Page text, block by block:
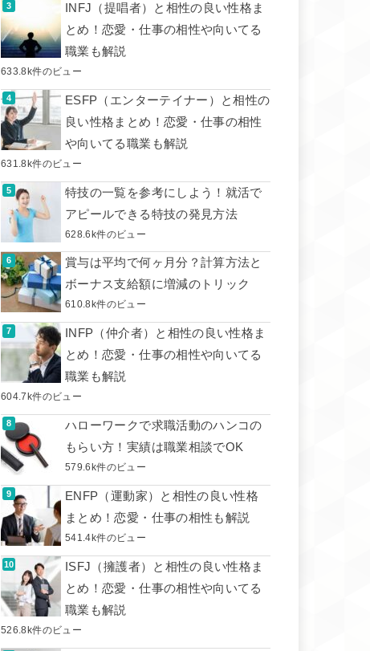
INFJ（提唱者）と相性の良い性格ま
とめ！恋愛・仕事の相性や向いてる
職業も解説
633.8k件のビュー
ESFP（エンターテイナー）と相性の
良い性格まとめ！恋愛・仕事の相性
や向いてる職業も解説
631.8k件のビュー
特技の一覧を参考にしよう！就活で
アピールできる特技の発見方法
628.6k件のビュー
賞与は平均で何ヶ月分？計算方法と
ボーナス支給額に増減のトリック
610.8k件のビュー
INFP（仲介者）と相性の良い性格ま
とめ！恋愛・仕事の相性や向いてる
職業も解説
604.7k件のビュー
ハローワークで求職活動のハンコの
もらい方！実績は職業相談でOK
579.6k件のビュー
ENFP（運動家）と相性の良い性格
まとめ！恋愛・仕事の相性も解説
541.4k件のビュー
ISFJ（擁護者）と相性の良い性格ま
とめ！恋愛・仕事の相性や向いてる
職業も解説
526.8k件のビュー